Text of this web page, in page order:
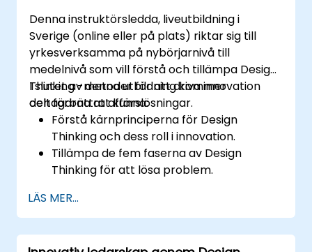
Denna instruktörsledda, liveutbildning i
Sverige (online eller på plats) riktar sig till
yrkesverksamma på nybörjarnivå till
medelnivå som vill förstå och tillämpa Design
Thinking -metoder för att driva innovation
och förbättra affärslösningar.
I slutet av denna utbildning kommer
deltagarna att kunna:
Förstå kärnprinciperna för Design
Thinking och dess roll i innovation.
Tillämpa de fem faserna av Design
Thinking för att lösa problem.
kreativitet.
Genomföra Design Thinking-strategier
för att förbättra processer och öka
LÄS MER...